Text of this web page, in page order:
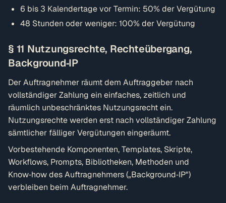
6 bis 3 Kalendertage vor Termin: 50% der Vergütung
48 Stunden oder weniger: 100% der Vergütung
§ 11 Nutzungsrechte, Rechteübergang,
Background‑IP
Der Auftragnehmer räumt dem Auftraggeber nach
vollständiger Zahlung ein einfaches, zeitlich und
räumlich unbeschränktes Nutzungsrecht ein.
Nutzungsrechte werden erst nach vollständiger Zahlung
sämtlicher fälliger Vergütungen eingeräumt.
Vorbestehende Komponenten, Templates, Skripte,
Workflows, Prompts, Bibliotheken, Methoden und
Know‑how des Auftragnehmers („Background‑IP")
verbleiben beim Auftragnehmer.